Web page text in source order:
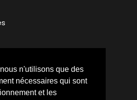
n'utilisons que des
nécessaires qui sont
et les